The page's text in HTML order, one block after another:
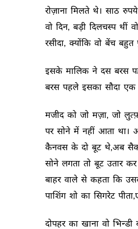
रोज़ाना मिलते थे। साठ रुपये
वो दिन, बड़ी दिलचस्प थीं वो
रसीदा, क्योंकि वो बेंच बहुत
इसके मालिक ने दस बरस
बरस पहले इसका सौदा एक
मजीद को जो मज़ा, जो
पर सोने में नहीं आता था।
कैनवस के दो बूट थे,अब
सोने लगता तो बूट उतार कर
बाहर वाले से कहता कि
पाशिंग शो का सिगरेट
दोपहर का खाना वो भिन्डी